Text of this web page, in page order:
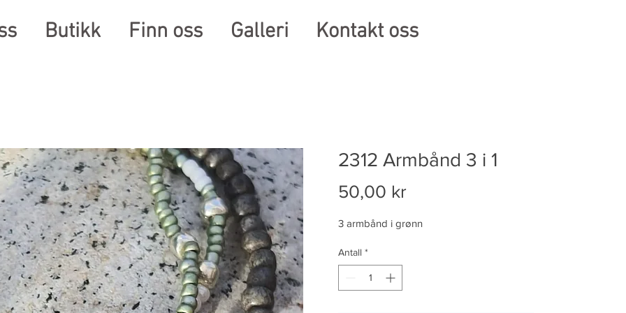
Butikk Finn oss Galleri Kontakt oss
2312 Armbånd 3 i 1
50,00 kr
3 armbånd i grønn
Antall *